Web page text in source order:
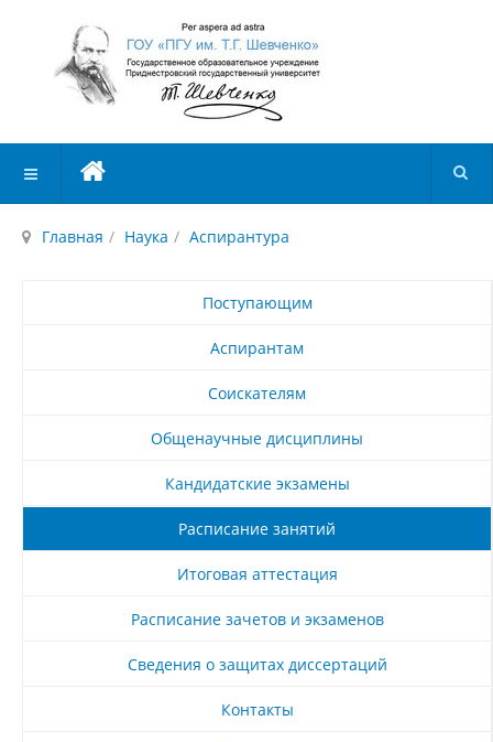
Главная Наука Аспирантура
Поступающим
Аспирантам
Соискателям
Общенаучные дисциплины
Кандидатские экзамены
Расписание занятий
Итоговая аттестация
Расписание зачетов и экзаменов
Сведения о защитах диссертаций
Контакты